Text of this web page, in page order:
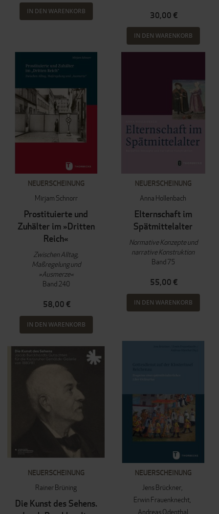
IN DEN WARENKORB 30,00 €
IN DEN WARENKORB
NEUERSCHEINUNG
Mirjam Schnorr
Prostituierte und
Zuhälter im »Dritten
Reich«
Zwischen Alltag,
Maßregelung und
»Ausmerze«
Band 240
58,00 €
IN DEN WARENKORB
NEUERSCHEINUNG
Anna Hollenbach
Elternschaft im
Spätmittelalter
Normative Konzepte und
narrative Konstruktion
Band 75
55,00 €
IN DEN WARENKORB
NEUERSCHEINUNG
Rainer Brüning
Die Kunst des Sehens.
NEUERSCHEINUNG
Jens Brückner
Erwin Frauenknecht
Andreas Odenthal